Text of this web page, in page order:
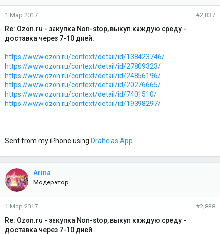
1 Мар 2017 #2,837
Re: Ozon.ru - закупка Non-stop, выкуп каждую среду -
доставка через 7-10 дней.
https://www.ozon.ru/context/detail/id/138423746/
https://www.ozon.ru/context/detail/id/27809323/
https://www.ozon.ru/context/detail/id/24856196/
https://www.ozon.ru/context/detail/id/20276665/
https://www.ozon.ru/context/detail/id/7401510/
https://www.ozon.ru/context/detail/id/19398297/
Sent from my iPhone using Drahelas App
Arina
Модератор
1 Мар 2017 #2,838
Re: Ozon.ru - закупка Non-stop, выкуп каждую среду -
доставка через 7-10 дней.